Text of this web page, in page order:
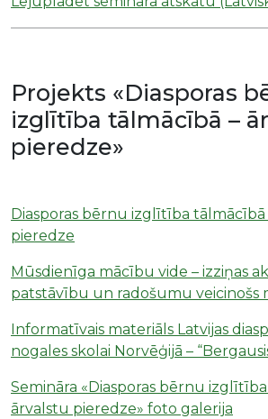
Projekts «Diasporas
izglītība tālmācībā –
pieredze»
Diasporas bērnu izglītība tālmācībā
pieredze
Mūsdienīga mācību vide – izziņas
patstāvību un radošumu veicinošs
Informatīvais materiāls Latvijas
nogales skolai Norvēģijā –
Semināra «Diasporas bērnu
ārvalstu pieredze» foto galerija